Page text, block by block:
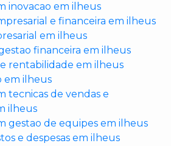
inovacao em ilheus
e financeira em ilheus
em ilheus
financeira em ilheus
rentabilidade em ilheus
em ilheus
tecnicas de vendas e
ilheus
gestao de equipes em ilheus
e despesas em ilheus